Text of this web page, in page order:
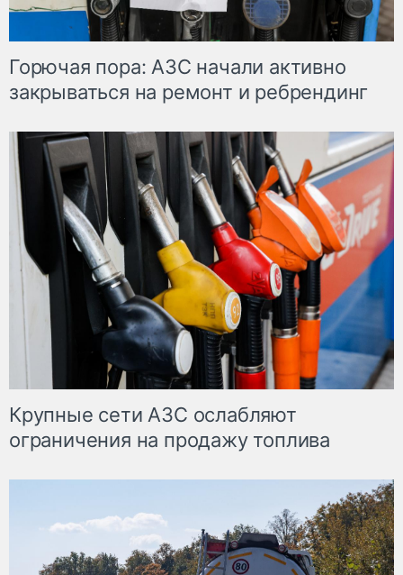
Горючая пора: АЗС начали активно
закрываться на ремонт и ребрендинг
Крупные сети АЗС ослабляют
ограничения на продажу топлива